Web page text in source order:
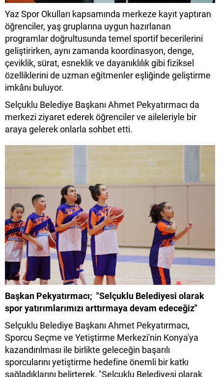
Yaz Spor Okulları kapsamında merkeze kayıt yaptıran
öğrenciler, yaş gruplarına uygun hazırlanan
programlar doğrultusunda temel sportif becerilerini
geliştirirken, aynı zamanda koordinasyon, denge,
çeviklik, sürat, esneklik ve dayanıklılık gibi fiziksel
özelliklerini de uzman eğitmenler eşliğinde geliştirme
imkânı buluyor.
Selçuklu Belediye Başkanı Ahmet Pekyatırmacı da
merkezi ziyaret ederek öğrenciler ve aileleriyle bir
araya gelerek onlarla sohbet etti.
Başkan Pekyatırmacı; "Selçuklu Belediyesi olarak
spor yatırımlarımızı arttırmaya devam edeceğiz"
Selçuklu Belediye Başkanı Ahmet Pekyatırmacı,
Sporcu Seçme ve Yetiştirme Merkezi'nin Konya'ya
kazandırılması ile birlikte geleceğin başarılı
sporcularını yetiştirme hedefine önemli bir katkı
sağladıklarını belirterek, "Selçuklu Belediyesi olarak